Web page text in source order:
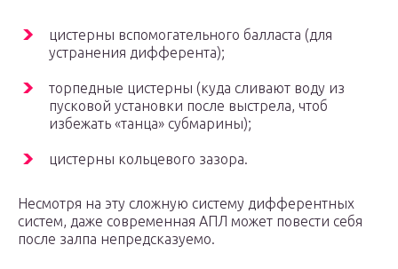
цистерны вспомогательного балласта (для
устранения дифферента);
торпедные цистерны (куда сливают воду из
пусковой установки после выстрела, чтоб
избежать «танца» субмарины);
цистерны кольцевого зазора.
Несмотря на эту сложную систему дифферентных
систем, даже современная АПЛ может повести себя
после залпа непредсказуемо.